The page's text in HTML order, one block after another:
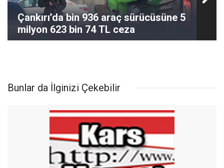
Çankırı’da bin 936 araç sürücüsüne 5
milyon 623 bin 74 TL ceza
Bunlar da İlginizi Çekebilir